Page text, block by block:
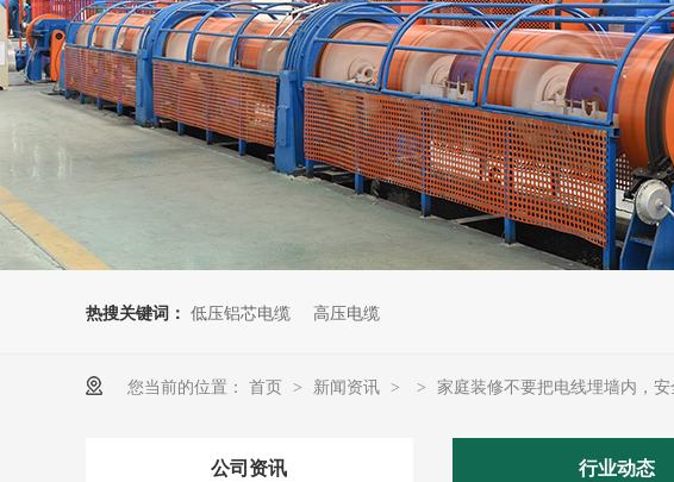
热搜关键词： 低压铝芯电缆 高压电缆
您当前的位置： 首页 > 新闻资讯 > > 家庭装修不要把电线埋墙内，
公司资讯 行业动态